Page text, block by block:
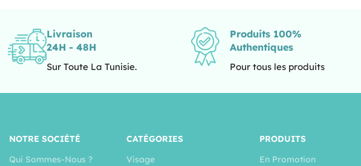
Livraison
24H - 48H
Sur Toute La Tunisie.
Produits 100%
Authentiques
Pour tous les produits
NOTRE SOCIÉTÉ
Qui Sommes-Nous ?
CATÉGORIES
Visage
PRODUITS
En Promotion